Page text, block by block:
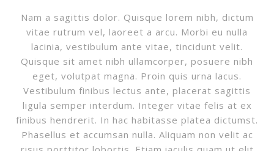
Nam a sagittis dolor. Quisque lorem nibh, dictum
vitae rutrum vel, laoreet a arcu. Morbi eu nulla
lacinia, vestibulum ante vitae, tincidunt velit.
Quisque sit amet nibh ullamcorper, posuere nibh
eget, volutpat magna. Proin quis urna lacus.
Vestibulum finibus lectus ante, placerat sagittis
ligula semper interdum. Integer vitae felis at ex
finibus hendrerit. In hac habitasse platea dictumst.
Phasellus et accumsan nulla. Aliquam non velit ac